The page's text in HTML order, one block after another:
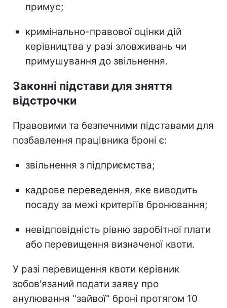
примус;
кримінально-правової оцінки дій
керівництва у разі зловживань чи
примушування до звільнення.
Законні підстави для зняття
відстрочки
Правовими та безпечними підставами для
позбавлення працівника броні є:
звільнення з підприємства;
кадрове переведення, яке виводить
посаду за межі критеріїв бронювання;
невідповідність рівню заробітної плати
або перевищення визначеної квоти.
У разі перевищення квоти керівник
зобов'язаний подати заяву про
анулювання "зайвої" броні протягом 10